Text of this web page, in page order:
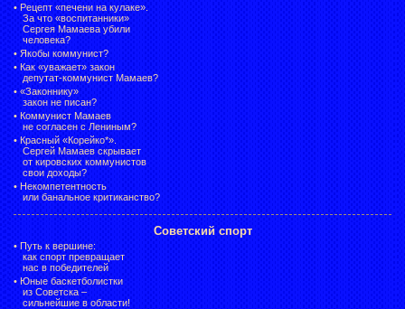
• Рецепт «печени на кулаке».
За что «воспитанники»
Сергея Мамаева убили
человека?
• Якобы коммунист?
• Как «уважает» закон
депутат-коммунист Мамаев?
• «Законнику»
закон не писан?
• Коммунист Мамаев
не согласен с Лениным?
• Красный «Корейко*».
Сергей Мамаев скрывает
от кировских коммунистов
свои доходы?
• Некомпетентность
или банальное критиканство?
Советский спорт
• Путь к вершине:
как спорт превращает
нас в победителей
• Юные баскетболистки
из Советска –
сильнейшие в области!